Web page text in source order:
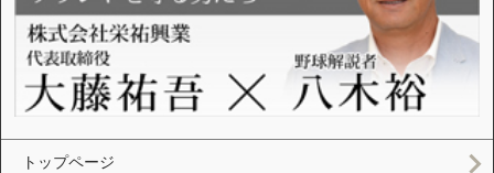
トップページ